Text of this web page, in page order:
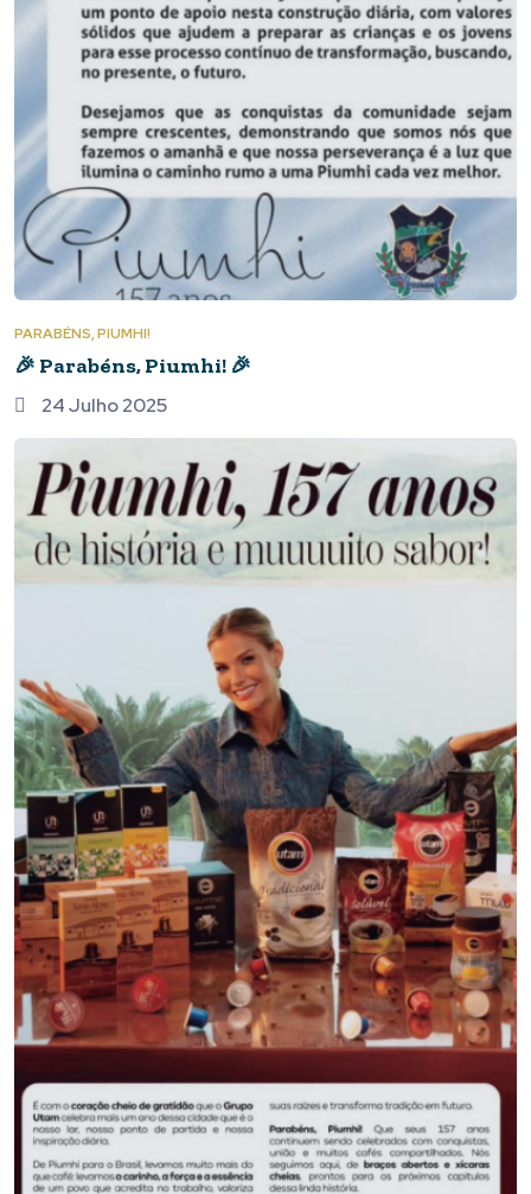
PARABÉNS, PIUMHI!
🎉 Parabéns, Piumhi! 🎉
24 Julho 2025